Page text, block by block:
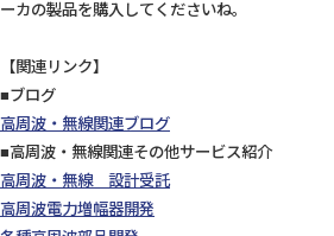
ーカの製品を購入してくださいね。
【関連リンク】
■ブログ
高周波・無線関連ブログ
■高周波・無線関連その他サービス紹介
高周波・無線 設計受託
高周波電力増幅器開発